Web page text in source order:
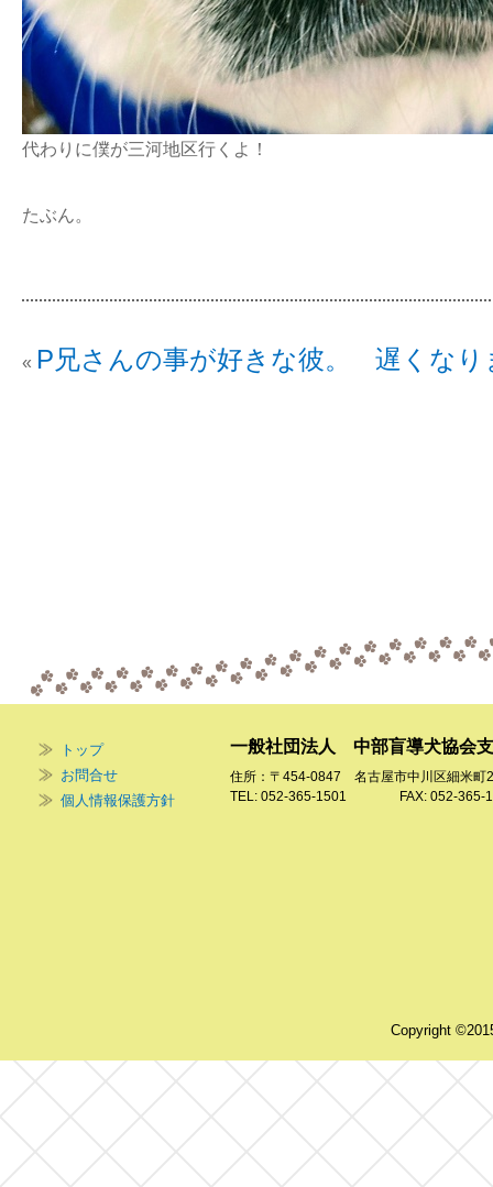
代わりに僕が三河地区行くよ！
たぶん。
« P兄さんの事が好きな彼。 遅くなり
トップ
お問合せ
個人情報保護方針
一般社団法人 中部盲導犬協会
住所：〒454-0847 名古屋市中川区細米町
TEL: 052-365-1501 FAX: 052-365-
Copyright